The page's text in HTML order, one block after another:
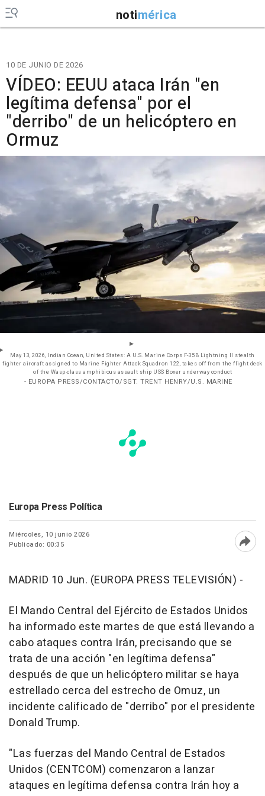
notimérica
10 DE JUNIO DE 2026
VÍDEO: EEUU ataca Irán "en
legítima defensa" por el
"derribo" de un helicóptero en
Ormuz
May 13, 2026, Indian Ocean, United States: A U.S. Marine Corps F-35B Lightning II stealth
fighter aircraft assigned to Marine Fighter Attack Squadron 122, takes off from the flight deck
of the Wasp-class amphibious assault ship USS Boxer underway conduct
- EUROPA PRESS/CONTACTO/SGT. TRENT HENRY/U.S. MARINE
Europa Press Política
Miércoles, 10 junio 2026
Publicado: 00:35
MADRID 10 Jun. (EUROPA PRESS TELEVISIÓN) -
El Mando Central del Ejército de Estados Unidos
ha informado este martes de que está llevando a
cabo ataques contra Irán, precisando que se
trata de una acción "en legítima defensa"
después de que un helicóptero militar se haya
estrellado cerca del estrecho de Omuz, un
incidente calificado de "derribo" por el presidente
Donald Trump.
"Las fuerzas del Mando Central de Estados
Unidos (CENTCOM) comenzaron a lanzar
ataques en legítima defensa contra Irán hoy a